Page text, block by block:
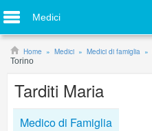
Medici
Home Medici Medici di famiglia
Torino
Tarditi Maria
Medico di Famiglia